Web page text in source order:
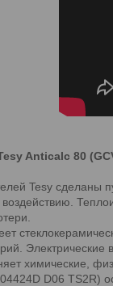
Anticalc 80
Tesy сделаны
воздействию.
Электрические
химические,
D06